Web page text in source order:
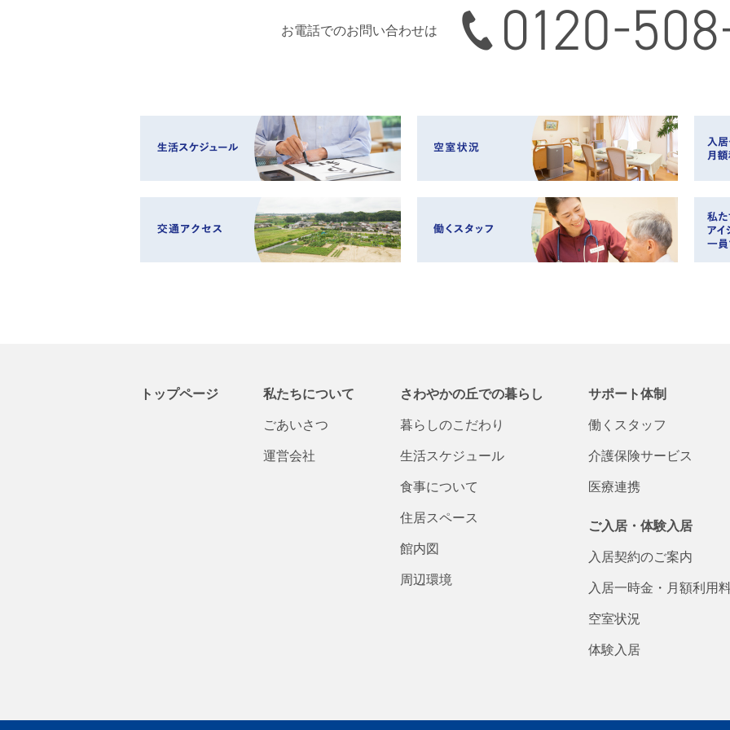
お電話でのお問い合わせは 0120-508-165
トップページ
私たちについて
ごあいさつ
運営会社
さわやかの丘での暮らし
暮らしのこだわり
生活スケジュール
食事について
住居スペース
館内図
周辺環境
サポート体制
働くスタッフ
介護保険サービス
医療連携
ご入居・体験入居
入居契約のご案内
入居一時金・ 月額利用
空室状況
体験入居